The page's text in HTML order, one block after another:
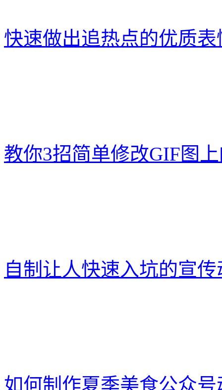
快速做出追热点的优质表
教你3招简单修改GIF图
自制让人快速入坑的宣传
如何制作夏季美食公众